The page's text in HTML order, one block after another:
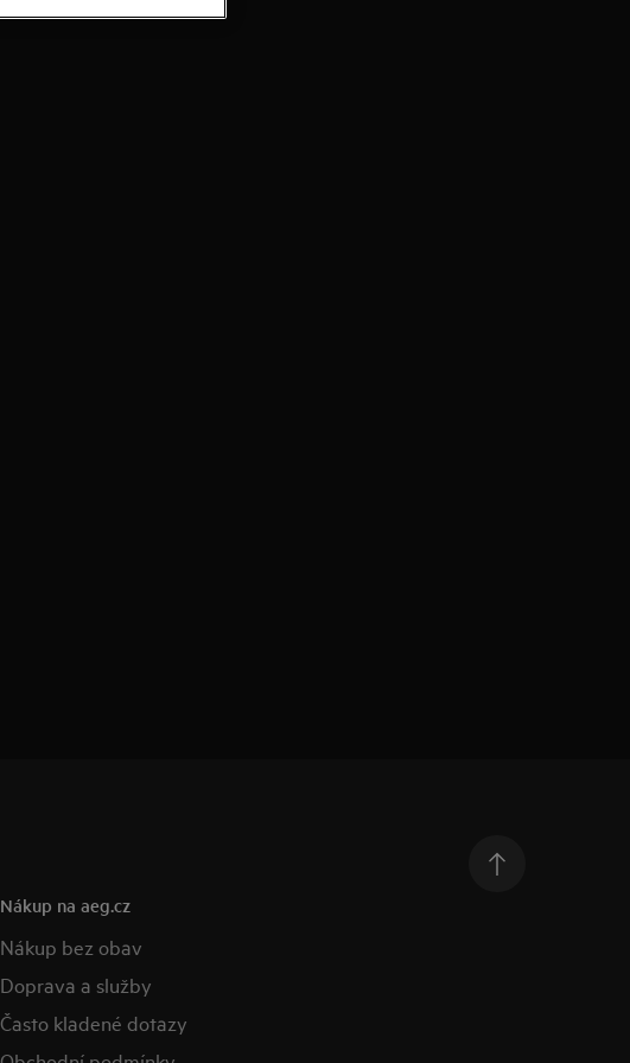
Nákup na aeg.cz
Nákup bez obav
Doprava a služby
Často kladené dotazy